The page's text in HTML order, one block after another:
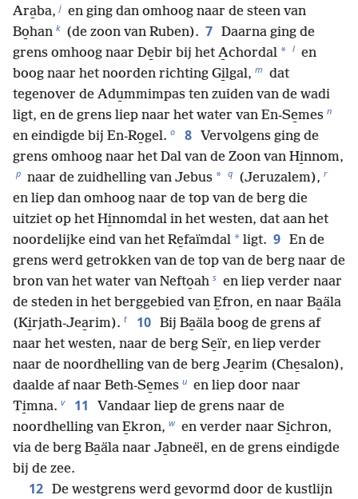
Ara̱ba, j en ging dan omhoog naar de steen van
Bo̱han k (de zoon van Ruben). 7 Daarna ging de
grens omhoog naar De̱bir bij het A̱chordal * l en
boog naar het noorden richting Gi̱lgal, m dat
tegenover de Adu̱mmimpas ten zuiden van de wadi
ligt, en de grens liep naar het water van En-Se̱mes n
en eindigde bij En-Ro̱gel. o 8 Vervolgens ging de
grens omhoog naar het Dal van de Zoon van Hi̱nnom,
p naar de zuidhelling van Jebus * q (Jeruzalem), r
en liep dan omhoog naar de top van de berg die
uitziet op het Hi̱nnomdal in het westen, dat aan het
noordelijke eind van het Re̱faïmdal * ligt. 9 En de
grens werd getrokken van de top van de berg naar de
bron van het water van Nefto̱ah s en liep verder naar
de steden in het berggebied van E̱fron, en naar Ba̱äla
(Ki̱rjath-Jea̱rim). t 10 Bij Ba̱äla boog de grens af
naar het westen, naar de berg Se̱ïr, en liep verder
naar de noordhelling van de berg Jea̱rim (Che̱salon),
daalde af naar Beth-Se̱mes u en liep door naar
Ti̱mna. v 11
Vandaar liep de grens naar de
noordhelling van E̱kron, w en verder naar Si̱chron,
via de berg Ba̱äla naar Ja̱bneël, en de grens eindigde
bij de zee.
12 De westgrens werd gevormd door de kustlijn